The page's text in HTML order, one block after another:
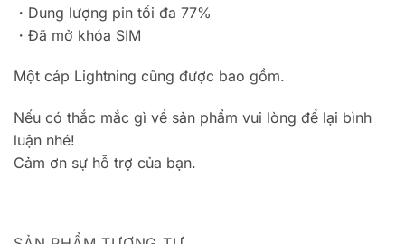
・Dung lượng pin tối đa 77%
・Đã mở khóa SIM
Một cáp Lightning cũng được bao gồm.
Nếu có thắc mắc gì về sản phẩm vui lòng để lại bình
luận nhé!
Cảm ơn sự hỗ trợ của bạn.